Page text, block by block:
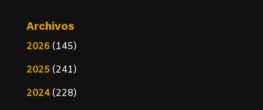
Archivos
2026(145)
2025(241)
2024(228)